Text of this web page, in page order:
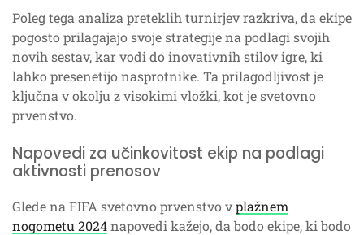
Poleg tega analiza preteklih turnirjev razkriva, da ekipe
pogosto prilagajajo svoje strategije na podlagi svojih
novih sestav, kar vodi do inovativnih stilov igre, ki
lahko presenetijo nasprotnike. Ta prilagodljivost je
ključna v okolju z visokimi vložki, kot je svetovno
prvenstvo.
Napovedi za učinkovitost ekip na podlagi
aktivnosti prenosov
Glede na FIFA svetovno prvenstvo vplažnem
nogometu 2024napovedi kažejo, da bodo ekipe, ki bodo